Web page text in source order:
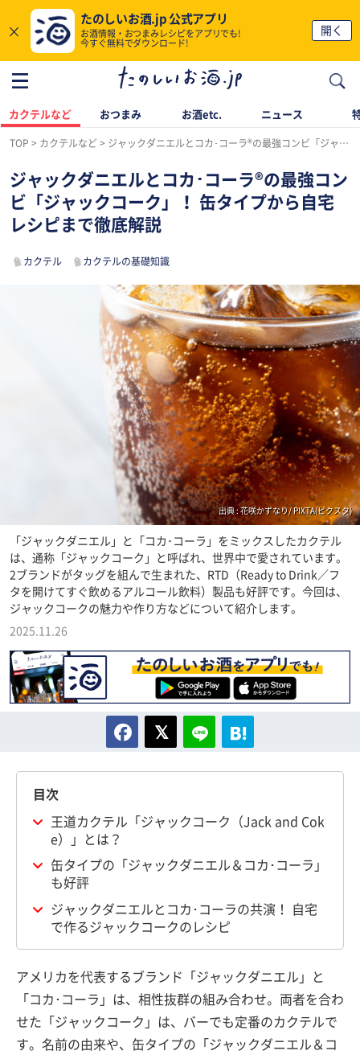
×
たのしいお酒.jp 公式アプリ
お酒情報・おつまみレシピをアプリでも!
今すぐ無料でダウンロード!
開く
カクテルなど おつまみ お酒etc. ニュース
TOP カクテルなど ジャックダニエルとコカ･コーラ®の最強コンビ「ジャックコーク」！ 缶タイプから自宅レシピまで徹底解説
ジャックダニエルとコカ･コーラ®の最強コン
ビ「ジャックコーク」！ 缶タイプから自宅
レシピまで徹底解説
カクテル カクテルの基礎知識
出典 : 花咲かずなり/ PIXTA(ピクスタ)
「ジャックダニエル」と「コカ･コーラ」をミックスしたカクテル
は、通称「ジャックコーク」と呼ばれ、世界中で愛されています。
2ブランドがタッグを組んで生まれた、RTD（Ready to Drink／フ
タを開けてすぐ飲めるアルコール飲料）製品も好評です。今回は、
ジャックコークの魅力や作り方などについて紹介します。
2025.11.26
目次
王道カクテル「ジャックコーク（Jack and Cok
e）」とは？
缶タイプの「ジャックダニエル＆コカ･コーラ」
も好評
ジャックダニエルとコカ･コーラの共演！ 自宅
で作るジャックコークのレシピ
アメリカを代表するブランド「ジャックダニエル」と
「コカ･コーラ」は、相性抜群の組み合わせ。両者を合わ
せた「ジャックコーク」は、バーでも定番のカクテルで
す。名前の由来や、缶タイプの「ジャックダニエル＆コ